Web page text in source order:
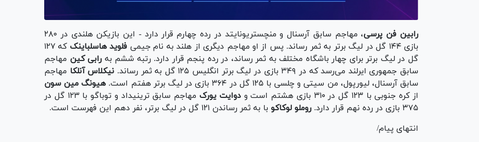
رابین فن پرسی
، مهاجم سابق آرسنال و منچستریونایتد در رده چهارم قرار دارد - این بازیکن هلندی در ۲۸۰
بازی ۱۴۴ گل در لیگ برتر به ثمر رساند. پس از او مهاجم دیگری از هلند به نام جیمی
فلوید هاسلباینک
که ۱۲۷
گل در لیگ برتر برای چهار باشگاه مختلف به ثمر رساند، در رده پنجم قرار دارد. رتبه ششم به رابی کین مهاجم
سابق جمهوری ایرلند می‌رسد که در ۳۴۹ بازی در لیگ برتر انگلیس ۱۲۵ گل به ثمر رساند.
نیکلاس آنلکا مهاجم
سابق آرسنال، لیورپول، من سیتی و چلسی با ۱۲۵ گل در ۳۶۴ بازی در لیگ برتر هفتم است.
هیونگ مین سون
از کره جنوبی با ۱۲۳ گل در ۳۱۰ بازی هشتم است و
دوایت یورک
مهاجم سابق ترینیداد و توباگو با ۱۲۳ گل در
۳۷۵ بازی در رده نهم قرار دارد.
روملو لوکاکو با به ثمر رساندن ۱۲۱ گل در لیگ برتر، نفر دهم این فهرست است.
انتهای پیام/